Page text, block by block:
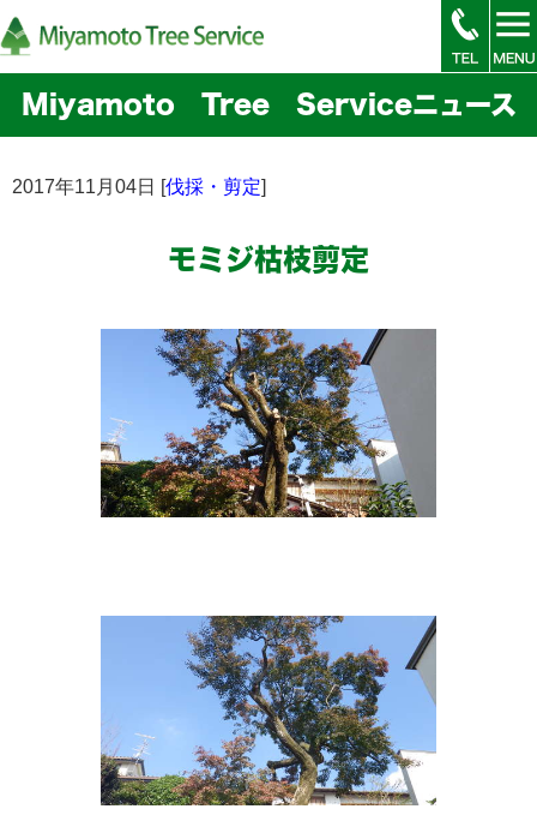
Miyamoto Tree Serviceニュース
2017年11月04日 [伐採・剪定]
モミジ枯枝剪定